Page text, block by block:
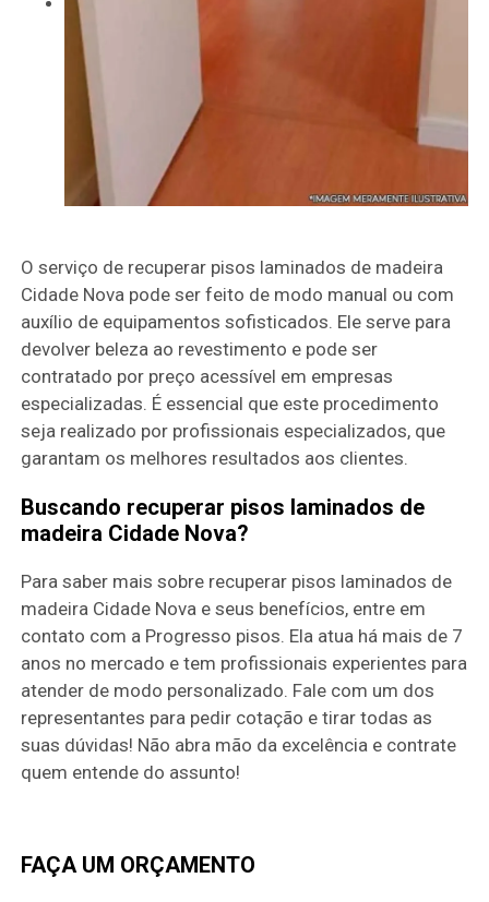
O serviço de recuperar pisos laminados de madeira
Cidade Nova pode ser feito de modo manual ou com
auxílio de equipamentos sofisticados. Ele serve para
devolver beleza ao revestimento e pode ser
contratado por preço acessível em empresas
especializadas. É essencial que este procedimento
seja realizado por profissionais especializados, que
garantam os melhores resultados aos clientes.
Buscando recuperar pisos laminados de
madeira Cidade Nova?
Para saber mais sobre recuperar pisos laminados de
madeira Cidade Nova e seus benefícios, entre em
contato com a Progresso pisos. Ela atua há mais de 7
anos no mercado e tem profissionais experientes para
atender de modo personalizado. Fale com um dos
representantes para pedir cotação e tirar todas as
suas dúvidas! Não abra mão da excelência e contrate
quem entende do assunto!
FAÇA UM ORÇAMENTO